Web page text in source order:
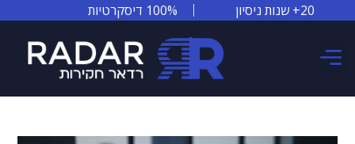
20+ שנות ניסיון 100% דיסקרטיות